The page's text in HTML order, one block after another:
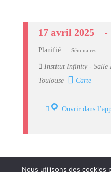
17 avril 2025
Planifié Séminaires
Institut Infinity - Salle
Toulouse
Carte
Ouvrir dans
Nous utilisons des cookies